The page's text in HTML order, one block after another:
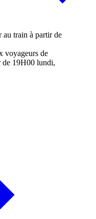
voyageurs de
de 19H00 lundi,